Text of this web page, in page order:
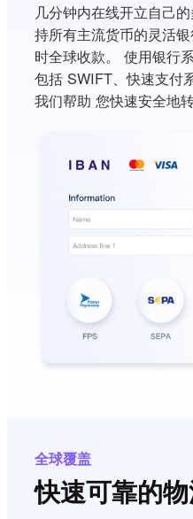
几分钟内在线开立自己
持所有主流货币的灵活
时全球收款。 使用银行
包括 SWIFT、快速支付
我们帮助 您快速安全地转
全球覆盖
快速可靠的